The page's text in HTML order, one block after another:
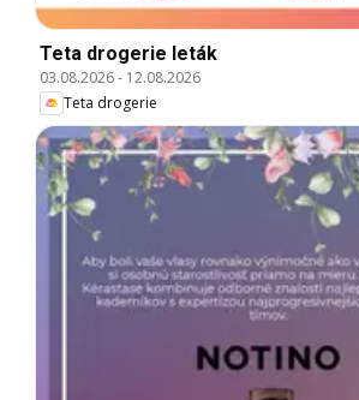
Teta drogerie leták
03.08.2026- 12.08.2026
Teta drogerie